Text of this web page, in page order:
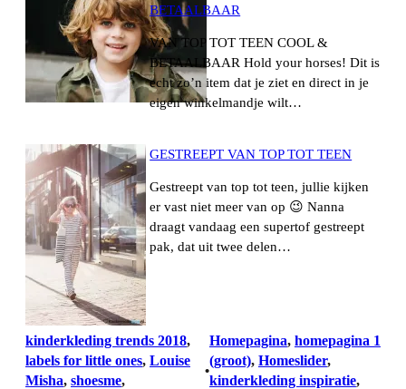
BETAALBAAR
VAN TOP TOT TEEN COOL &
BETAALBAAR Hold your horses! Dit is
echt zo’n item dat je ziet en direct in je
eigen winkelmandje wilt…
GESTREEPT VAN TOP TOT TEEN
Gestreept van top tot teen, jullie kijken
er vast niet meer van op 😉 Nanna
draagt vandaag een supertof gestreept
pak, dat uit twee delen…
kinderkleding trends 2018
labels for little ones, Louise
Misha, shoesme
•
Homepagina, homepagina 1
(groot), Homeslider ,
kinderkleding inspiratie ,